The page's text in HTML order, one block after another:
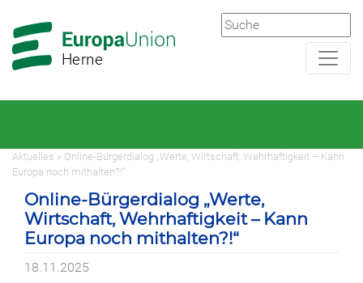
Hauptnavigation
Hauptbereich
Herne
Aktuelles » Online-Bürgerdialog „Werte, Wirtschaft, Wehrhaftigkeit – Kann
Europa noch mithalten?!“
Online-Bürgerdialog „Werte,
Wirtschaft, Wehrhaftigkeit – Kann
Europa noch mithalten?!“
18.11.2025